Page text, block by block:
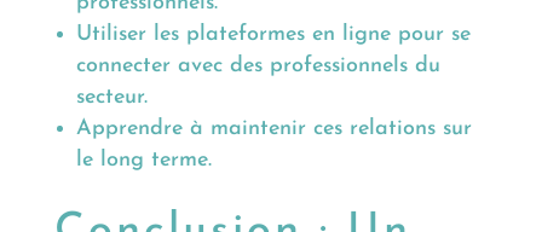
Utiliser les plateformes en ligne pour se
connecter avec des professionnels du
secteur.
Apprendre à maintenir ces relations sur
le long terme.